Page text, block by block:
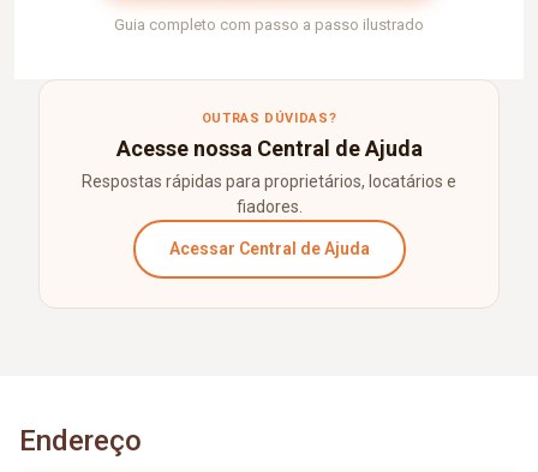
Guia completo com passo a passo ilustrado
OUTRAS DÚVIDAS?
Acesse nossa Central de Ajuda
Respostas rápidas para proprietários, locatários e
fiadores.
Acessar Central de Ajuda
Endereço